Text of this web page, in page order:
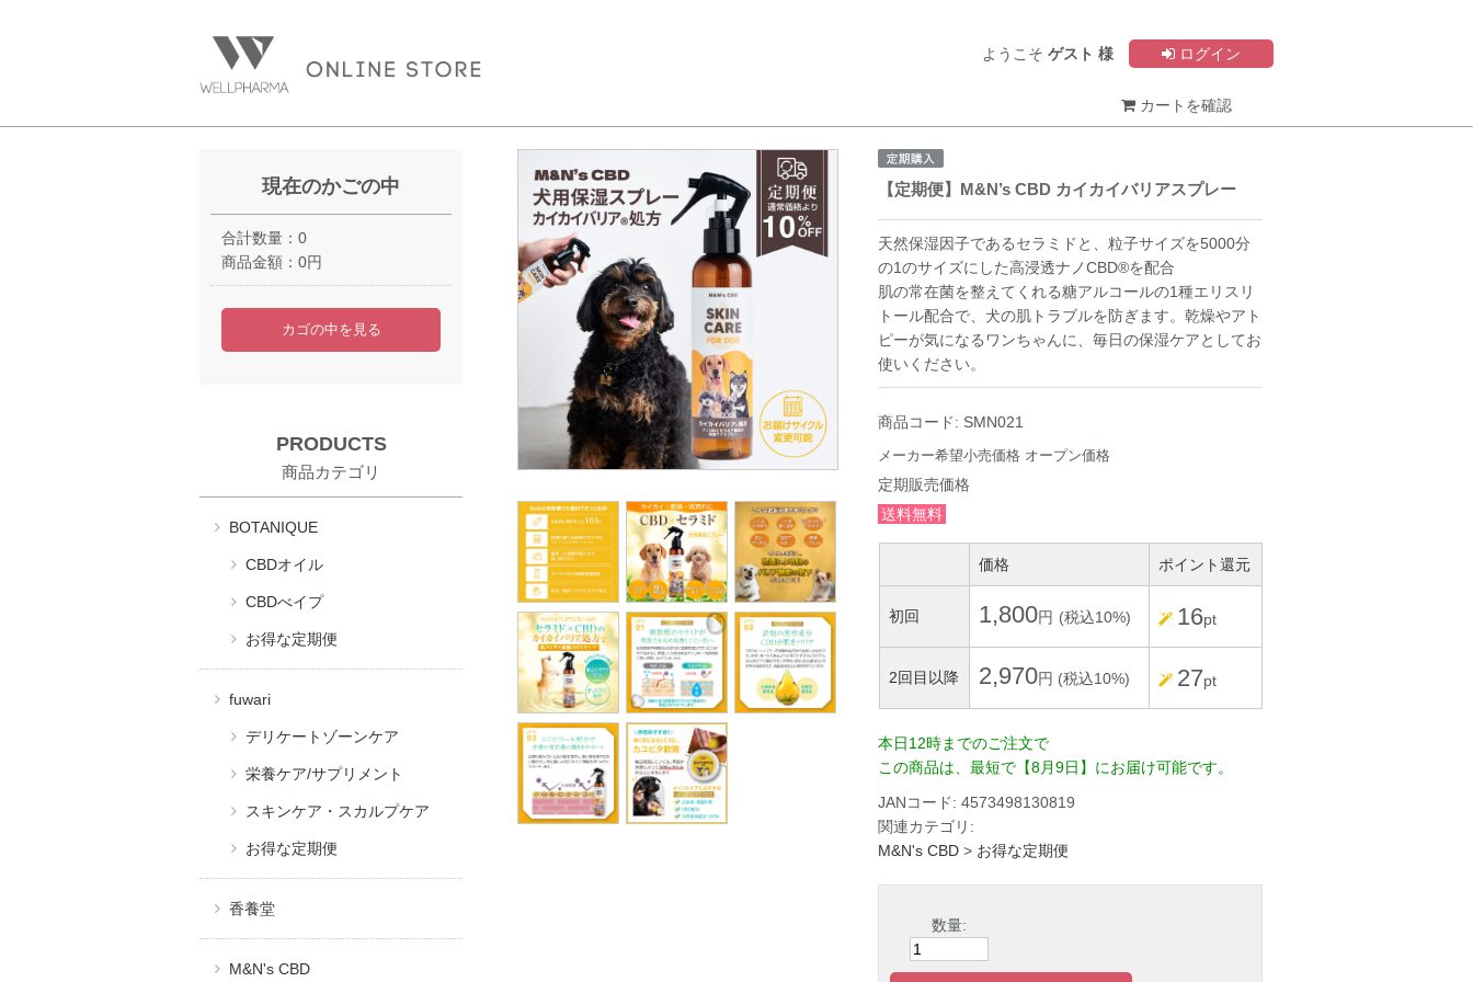
ようこそ ゲスト 様 ログイン
カートを確認
現在のかごの中
合計数量： 0
商品金額： 0円
カゴの中を見る
PRODUCTS
商品カテゴリ
BOTANIQUE
CBDオイル
CBDべイプ
お得な定期便
fuwari
デリケートゾーンケア
栄養ケア/サプリメント
スキンケア・スカルプケア
お得な定期便
香養堂
M&N's CBD
【定期便】M&N’s CBD カイカイバリアスプレー
天然保湿因子であるセラミドと、粒子サイズを5000分
の1のサイズにした高浸透ナノCBD®を配合
肌の常在菌を整えてくれる糖アルコールの1種エリスリ
トール配合で、犬の肌トラブルを防ぎます。乾燥やアト
ピーが気になるワンちゃんに、毎日の保湿ケアとしてお
使いください。
商品コード: SMN021
メーカー希望小売価格 オープン価格
定期販売価格
送料無料
価格 ポイント還元
初回 1,800円 (税込10%) 16pt
2回目以降 2,970円 (税込10%) 27pt
本日12時までのご注文で
この商品は、最短で【8月9日】にお届け可能です。
JANコード: 4573498130819
関連カテゴリ:
M&N's CBD > お得な定期便
数量: